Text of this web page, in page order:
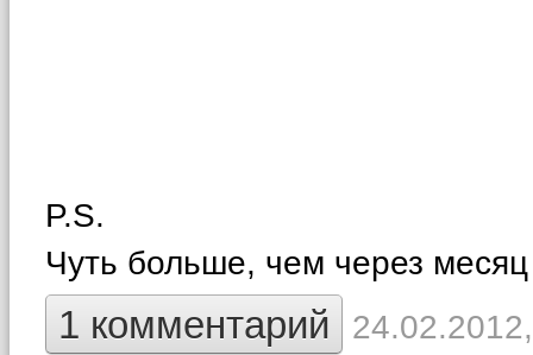
P.S.
Чуть больше, чем через
1 комментарий